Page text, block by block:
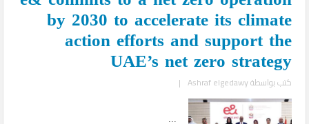
by 2030 to accelerate its climate
action efforts and support the
UAE’s net zero strategy
كتب بواسطةAshraf elgedawy
|